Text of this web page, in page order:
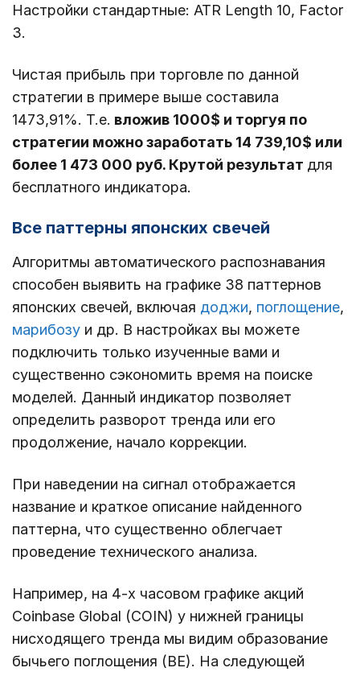
Настройки стандартные: ATR Length 10, Factor
3.
Чистая прибыль при торговле по данной
стратегии в примере выше составила
1473,91%. Т.е. вложив 1000$ и торгуя по
стратегии можно заработать 14 739,10$ или
более 1 473 000 руб. Крутой результат для
бесплатного индикатора.
Все паттерны японских свечей
Алгоритмы автоматического распознавания
способен выявить на графике 38 паттернов
японских свечей, включая доджи, поглощение,
марибозу и др. В настройках вы можете
подключить только изученные вами и
существенно сэкономить время на поиске
моделей. Данный индикатор позволяет
определить разворот тренда или его
продолжение, начало коррекции.
При наведении на сигнал отображается
название и краткое описание найденного
паттерна, что существенно облегчает
проведение технического анализа.
Например, на 4-х часовом графике акций
Coinbase Global (COIN) у нижней границы
нисходящего тренда мы видим образование
бычьего поглощения (BE). На следующей